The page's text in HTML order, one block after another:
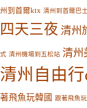
州到首爾ktx 清州到首爾巴士
四天三夜 清州
式 清州機場到五松站 清州
清州自由行
著飛魚玩韓國 跟著飛魚